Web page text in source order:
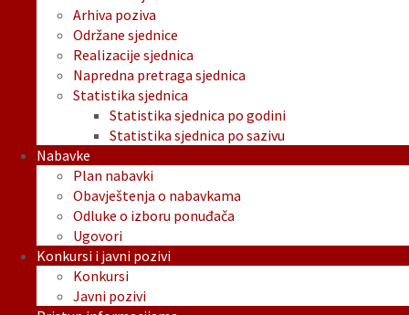
Arhiva poziva
Održane sjednice
Realizacije sjednica
Napredna pretraga sjednica
Statistika sjednica
Statistika sjednica po godini
Statistika sjednica po sazivu
Nabavke
Plan nabavki
Obavještenja o nabavkama
Odluke o izboru ponuđača
Ugovori
Konkursi i javni pozivi
Konkursi
Javni pozivi